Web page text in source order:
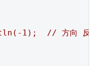
1);  // 方向 反時